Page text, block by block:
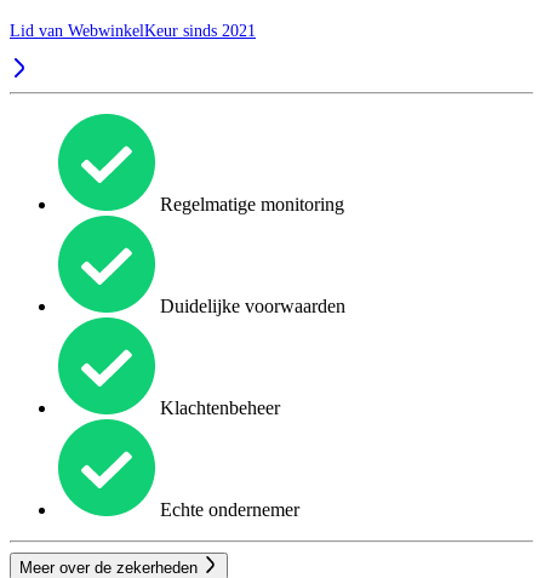
Lid van WebwinkelKeur sinds 2021
Regelmatige monitoring
Duidelijke voorwaarden
Klachtenbeheer
Echte ondernemer
Meer over de zekerheden